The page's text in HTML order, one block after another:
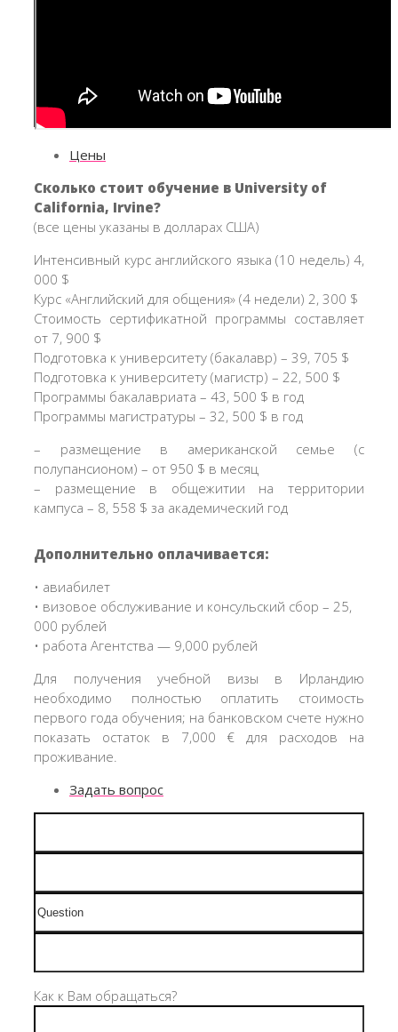
Цены
Сколько стоит обучение в University of
California, Irvine?
(все цены указаны в долларах США)
Интенсивный курс английского языка (10 недель) 4,
000 $
Курс «Английский для общения» (4 недели) 2, 300 $
Стоимость сертификатной программы составляет
от 7, 900 $
Подготовка к университету (бакалавр) – 39, 705 $
Подготовка к университету (магистр) – 22, 500 $
Программы бакалавриата – 43, 500 $ в год
Программы магистратуры – 32, 500 $ в год
– размещение в американской семье (с
полупансионом) – от 950 $ в месяц
– размещение в общежитии на территории
кампуса – 8, 558 $ за академический год
Дополнительно оплачивается:
• авиабилет
• визовое обслуживание и консульский сбор – 25,
000 рублей
• работа Агентства — 9,000 рублей
Для получения учебной визы в Ирландию
необходимо полностью оплатить стоимость
первого года обучения; на банковском счете нужно
показать остаток в 7,000 € для расходов на
проживание.
Задать вопрос
Как к Вам обращаться?